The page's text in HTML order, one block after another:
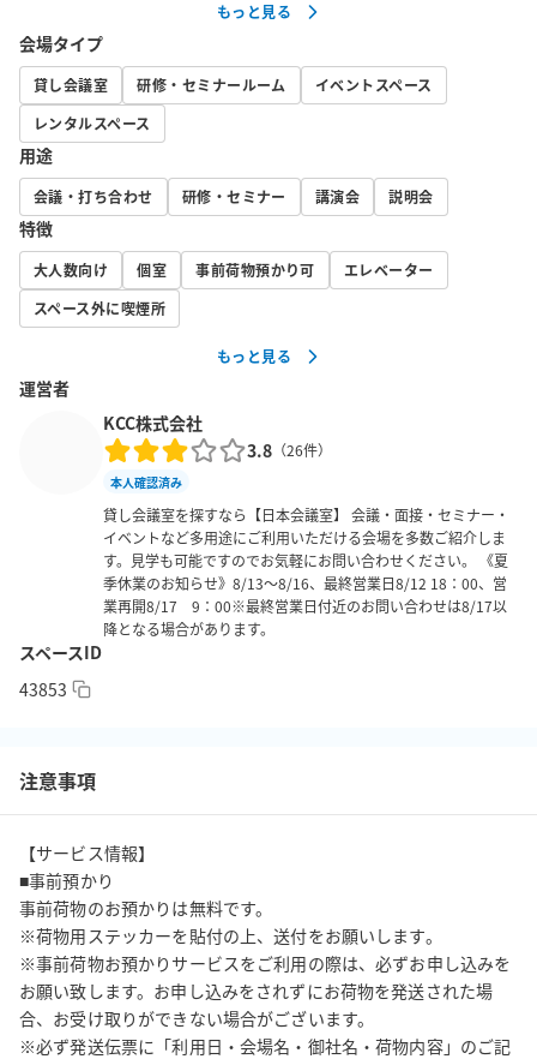
年内のお申し込み限定で、4F大会議室の料金を特別割引いたしま
す。
全面利用：通常25,000円 → 16,000円
半面利用：通常16,000円 → 8,000円
・申込期間：2025年8月21日〜2025年12月31日
・適用方法：事前にお問い合わせください。
※ご予約状況によりキャンペーン期間を変更する場合がございま
すのでご了承ください。
※キャンペーンの併用は不可とさせていただきます。
※既存の予約は対象外です。
大会議室（1/2収容）（4階）[300㎡]
※机や椅子は全て畳んで室内に置いてありますのでお好みのレイ
アウトへ設営ください。
■インターネット■
大会議室と商談室では、Wi-Fiをご利用頂くことが可能です。（茶
室は利用不可）
回線種別：無線（Wi-Fi）
ID・パスワード：会議室内掲示
※お客様でお持ち込みのパソコン・スマートフォン等電子機器の
設定による接続不良は責任を負いかねます。
わせください。
■入室方法■
1階受付にお申し出ください。
『館内ご利用証(名札)』をお渡しいたしますので、館内では『館内
ご利用証(名札)』を着用ください。
入室は、ご利用開始時間より可能です。
もっと見る
会場タイプ
貸し会議室 研修・セミナールーム
イベントスペース
レンタルスペース
用途
会議・打ち合わせ 研修・セミナー 講演会 説明会
特徴
大人数向け 個室 事前荷物預かり可
エレベーター
スペース外に喫煙所
もっと見る
運営者
KCC株式会社
3.8 （26件）
本人確認済み
貸し会議室を探すなら【日本会議室】 会議・面接・セミナー・
イベントなど多用途にご利用いただける会場を多数ご紹介しま
す。見学も可能ですのでお気軽にお問い合わせください。 《夏
季休業のお知らせ》8/13～8/16、最終営業日8/12 18：00、営
業再開8/17 9：00※最終営業日付近のお問い合わせは8/17以
降となる場合があります。
スペースID
43853
注意事項
【サービス情報】
■事前預かり
事前荷物のお預かりは無料です。
※荷物用ステッカーを貼付の上、送付をお願いします。
※事前荷物お預かりサービスをご利用の際は、必ずお申し込みを
お願い致します。お申し込みをされずにお荷物を発送された場
合、お受け取りができない場合がございます。
※必ず発送伝票に「利用日・会場名・御社名・荷物内容」のご記